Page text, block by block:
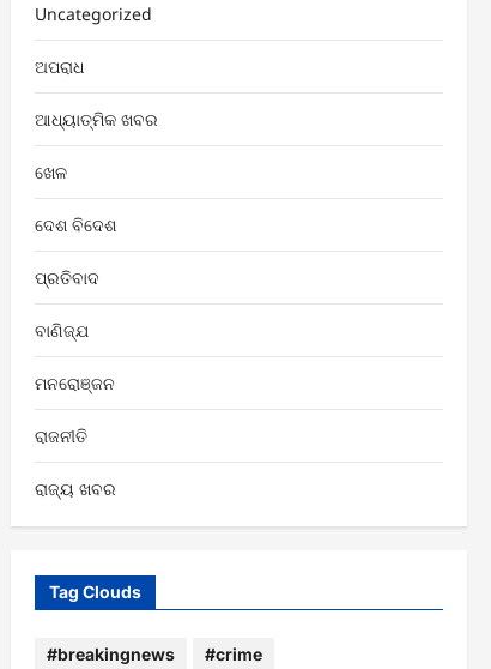
Uncategorized
ଅପରାଧ
ଆଧ୍ୟାତ୍ମିକ ଖବର
ଖେଳ
ଦେଶ ବିଦେଶ
ପ୍ରତିବାଦ
ବାଣିଜ୍ଯ
ମନରୋଞ୍ଜନ
ରାଜନୀତି
ରାଜ୍ୟ ଖବର
Tag Clouds
#breakingnews #crime